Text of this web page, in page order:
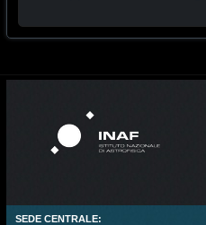
SEDE CENTRALE: